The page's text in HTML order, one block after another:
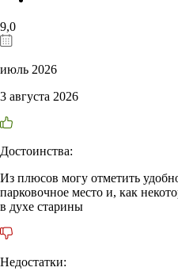
9,0
июль 2026
3 августа 2026
Достоинства:
Из плюсов могу отметить
парковочное место и, как
в духе старины
Недостатки: